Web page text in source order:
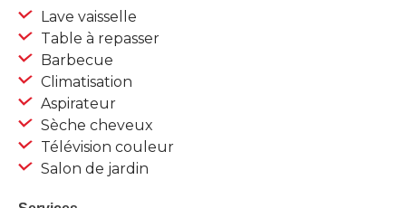
Lave vaisselle
Table à repasser
Barbecue
Climatisation
Aspirateur
Sèche cheveux
Télévision couleur
Salon de jardin